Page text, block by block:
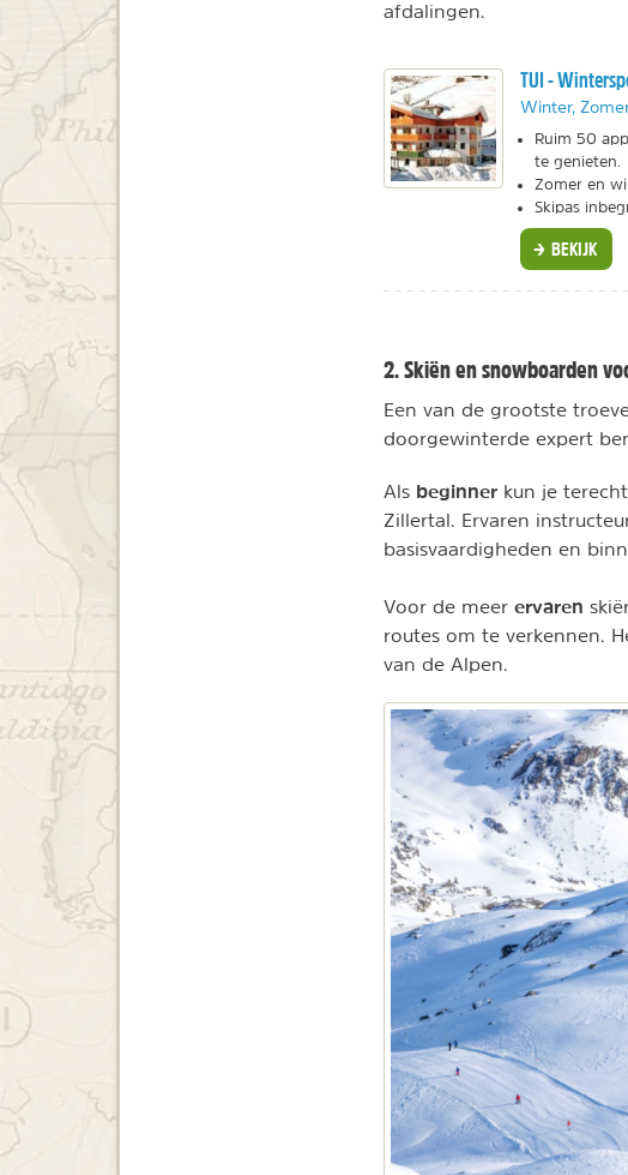
afdalingen.
TUI -
Winter,
Ruim 50
te genieten.
Zomer en
Skipas
BEKIJK
2. Skiën en snowboarden
Een van de grootste
doorgewinterde expert
Als beginner kun je
Zillertal. Ervaren
basisvaardigheden en
Voor de meer ervaren
routes om te verkennen.
van de Alpen.